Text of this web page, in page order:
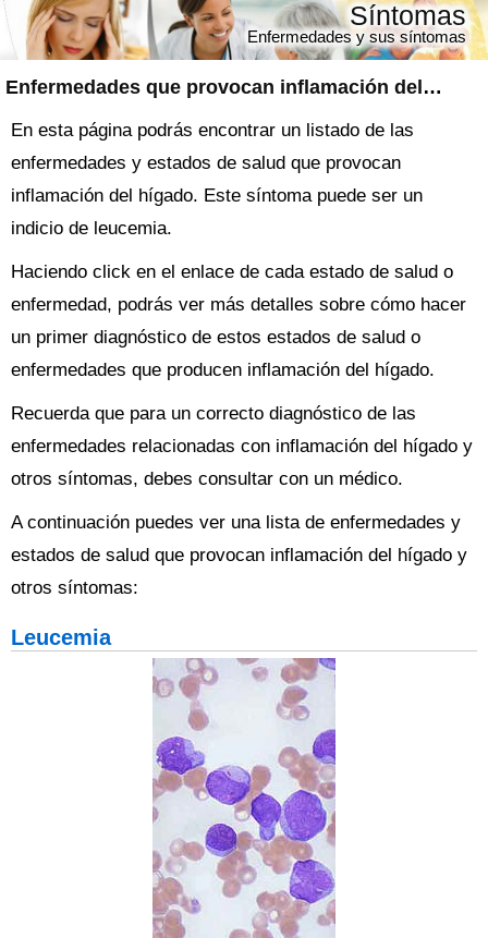
Enfermedades que provocan inflamación del hígado
Síntomas
Enfermedades y sus síntomas
En esta página podrás encontrar un listado de las
enfermedades y estados de salud que provocan
inflamación del hígado. Este síntoma puede ser un
indicio de leucemia.
Haciendo click en el enlace de cada estado de salud o
enfermedad, podrás ver más detalles sobre cómo hacer
un primer diagnóstico de estos estados de salud o
enfermedades que producen inflamación del hígado.
Recuerda que para un correcto diagnóstico de las
enfermedades relacionadas con inflamación del hígado y
otros síntomas, debes consultar con un médico.
A continuación puedes ver una lista de enfermedades y
estados de salud que provocan inflamación del hígado y
otros síntomas:
Leucemia